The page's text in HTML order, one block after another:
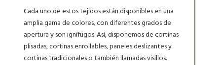
Cada uno de estos tejidos están disponibles en una
amplia gama de colores, con diferentes grados de
apertura y son ignífugos. Así, disponemos de cortinas
plisadas, cortinas enrollables, paneles deslizantes y
cortinas tradicionales o también llamadas visillos.